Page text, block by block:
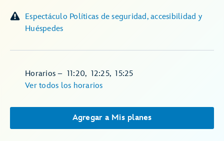
Espectáculo Políticas de seguridad, accesibilidad y
Huéspedes
Horarios– 11:20, 12:25,15:25
Ver todos los horarios
Agregar a Mis planes